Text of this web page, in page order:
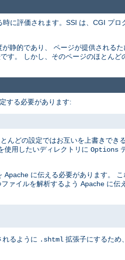
に評価されます。SSI は、CGI プロ
静的であり、 ページが提供される
す。 しかし、そのページのほとんど
する必要があります:
んどの設定ではお互いを上書きでき
使用したいディレクトリに Options
に伝える必要があります。
ァイルを解析するよう Apache に伝
れるように .shtml 拡張子にするため